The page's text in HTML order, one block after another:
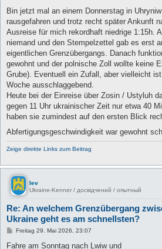
i
r
a
Bin jetzt mal an einem Donnerstag in
rausgefahren und trotz recht später Ankunft
Ausreise für mich rekordhaft niedrige 1:15h.
niemand und den Stempelzettel gab es erst
eigentlichen Grenzübergangs. Danach
gewohnt und der polnische Zoll wollte keine
Grube). Eventuell ein Zufall, aber vielleicht
Woche ausschlaggebend.
Heute bei der Einreise über Zosin / Ustyluh
gegen 11 Uhr ukrainischer Zeit nur etwa 40
haben sie zumindest auf den ersten Blick
Abfertigungsgeschwindigkeit war gewohnt
Zeige direkte Links zum Beitrag
lev
Ukraine-Kenner / досвідчений / опытный
Re: An welchem Grenzübergang
Ukraine geht es am schnellsten?
B
i
Freitag 29. Mai 2026, 23:07
Fahre am Sonntag nach Lwiw und